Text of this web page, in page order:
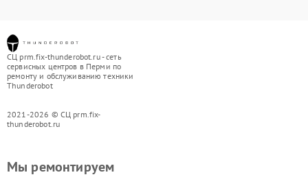
СЦ prm.fix-thunderobot.ru - сеть
сервисных центров в Перми по
ремонту и обслуживанию техники
Thunderobot
2021-2026 © СЦ prm.fix-
thunderobot.ru
Мы ремонтируем